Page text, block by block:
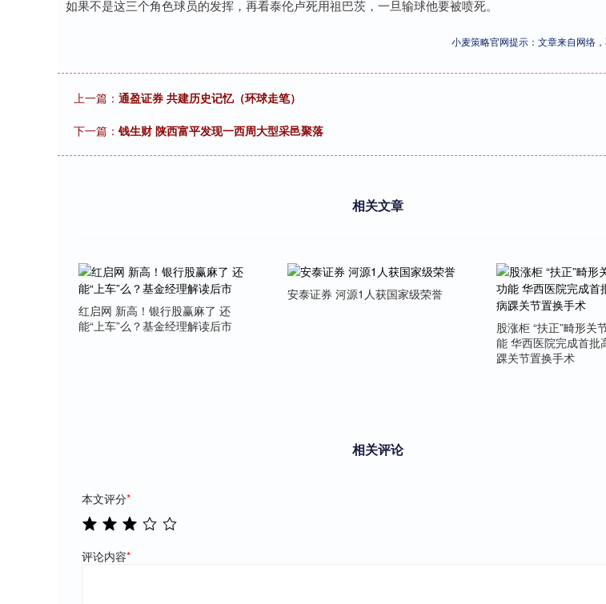
如果不是这三个角色球员的发挥，再看泰伦卢死用祖巴茨，一旦输球他要被喷死。
小麦策略官网提示：文章来自网络，
上一篇： 通盈证券 共建历史记忆（环球走笔）
下一篇： 钱生财 陕西富平发现一西周大型采邑聚落
相关文章
红启网 新高！银行股赢麻了 还
能“上车”么？基金经理解读后市
安泰证券 河源1人获国家级荣誉
股涨柜 “扶正”畸形关
能 华西医院完成首批
踝关节置换手术
相关评论
本文评分*
评论内容*